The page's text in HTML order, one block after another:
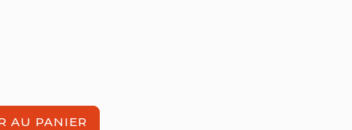
AU PANIER